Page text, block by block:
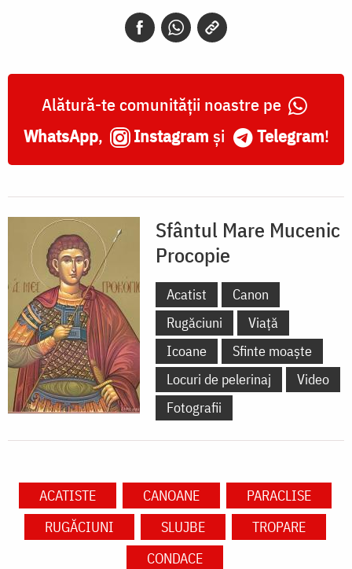
Alătură-te comunității noastre pe
WhatsApp, Instagram și Telegram!
Sfântul Mare Mucenic
Procopie
Acatist
Canon
Rugăciuni
Viață
Icoane
Sfinte moaște
Locuri de pelerinaj
Video
Fotografii
ACATISTE CANOANE
PARACLISE
RUGĂCIUNI
SLUJBE
TROPARE
CONDACE